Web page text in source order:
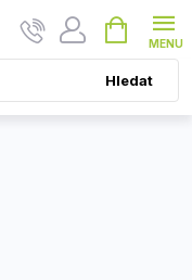
Hledat
Nákupní
košík